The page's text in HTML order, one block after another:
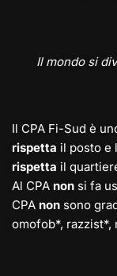
Il mondo si
Il CPA Fi-Sud è
rispetta il posto e
rispetta il
Al CPA non si fa
CPA non sono
omofob*, razzist*,